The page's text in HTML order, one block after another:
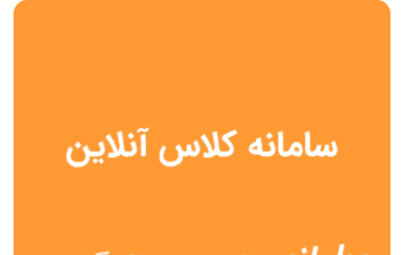
نمونه دولتی